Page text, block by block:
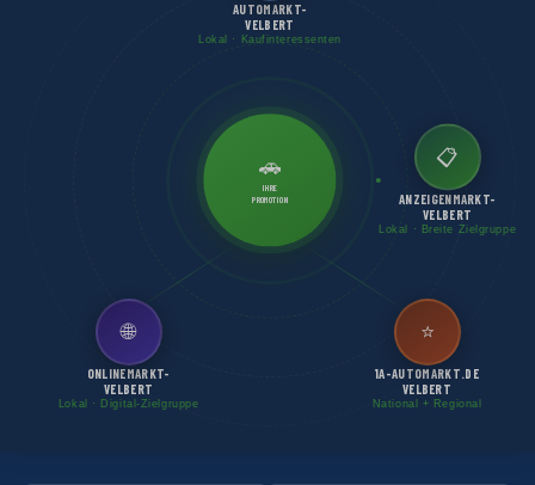
🚗
IHRE
PROMOTION
AUTOMARKT-
VELBERT
Lokal · Kaufinteressenten
📋
ANZEIGENMARKT-
VELBERT
Lokal · Breite Zielgruppe
🌐
ONLINEMARKT-
VELBERT
Lokal · Digital-Zielgruppe
⭐
1A-AUTOMARKT.DE
VELBERT
National + Regional